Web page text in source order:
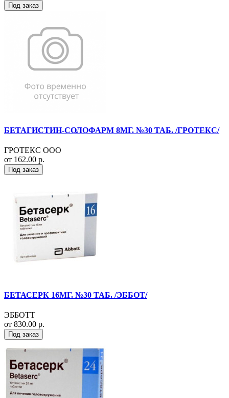
Под заказ
БЕТАГИСТИН-СОЛОФАРМ 8МГ. №30 ТАБ. /ГРОТЕКС/
ГРОТЕКС ООО
от 162.00 р.
Под заказ
БЕТАСЕРК 16МГ. №30 ТАБ. /ЭББОТ/
ЭББОТТ
от 830.00 р.
Под заказ